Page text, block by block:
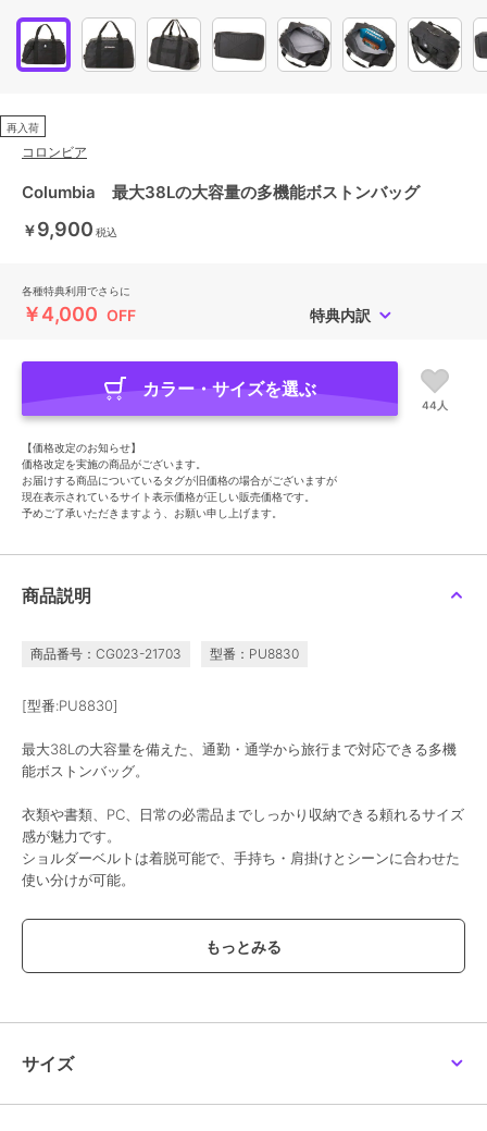
再入荷
コロンビア
Columbia 最大38Lの大容量の多機能ボストンバッグ
￥9,900 税込
各種特典利用でさらに
￥4,000 OFF 特典内訳
カラー・サイズを選ぶ
44人
【価格改定のお知らせ】
価格改定を実施の商品がございます。
お届けする商品についているタグが旧価格の場合がございますが
現在表示されているサイト表示価格が正しい販売価格です。
予めご了承いただきますよう、お願い申し上げます。
商品説明
商品番号：CG023-21703 型番：PU8830
[型番:PU8830]
最大38Lの大容量を備えた、通勤・通学から旅行まで対応できる多機
能ボストンバッグ。
衣類や書類、PC、日常の必需品までしっかり収納できる頼れるサイズ
感が魅力です。
ショルダーベルトは着脱可能で、手持ち・肩掛けとシーンに合わせた
使い分けが可能。
背面にはキャリーバッグのハンドルに通せるキャリーオン対応ベルト
を搭載し、移動時もスマートに持ち運べます。
日常使いから出張・旅行まで幅広く活躍する実用性の高いアイテムで
ブランド
サイズ